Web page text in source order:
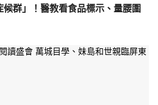
群」！醫教看食品標示、量腰圍